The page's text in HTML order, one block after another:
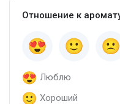
Отношение к
Люблю
Хороший